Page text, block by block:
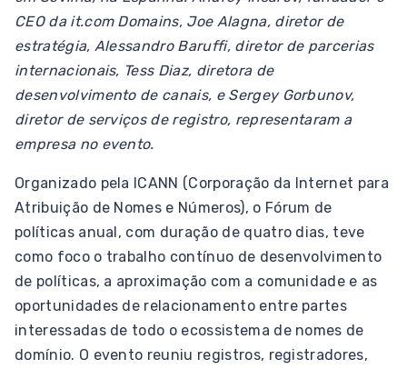
CEO da it.com Domains, Joe Alagna, diretor de
estratégia, Alessandro Baruffi, diretor de parcerias
internacionais, Tess Diaz, diretora de
desenvolvimento de canais, e Sergey Gorbunov,
diretor de serviços de registro, representaram a
empresa no evento.
Organizado pela ICANN (Corporação da Internet para
Atribuição de Nomes e Números), o Fórum de
políticas anual, com duração de quatro dias, teve
como foco o trabalho contínuo de desenvolvimento
de políticas, a aproximação com a comunidade e as
oportunidades de relacionamento entre partes
interessadas de todo o ecossistema de nomes de
domínio. O evento reuniu registros, registradores,